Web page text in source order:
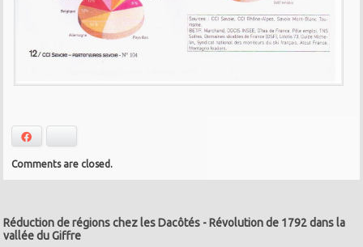
Comments are closed.
Réduction de régions chez les Dacôtés -Révolution de 1792 dans la
vallée du Giffre